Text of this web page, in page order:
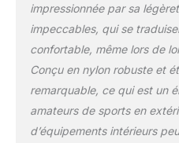
impressionnée par sa
impeccables, qui se
confortable, même lors de
Conçu en nylon robuste et
remarquable, ce qui est un
amateurs de sports en
d’équipements intérieurs